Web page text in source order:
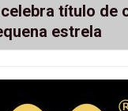
título de
estrela